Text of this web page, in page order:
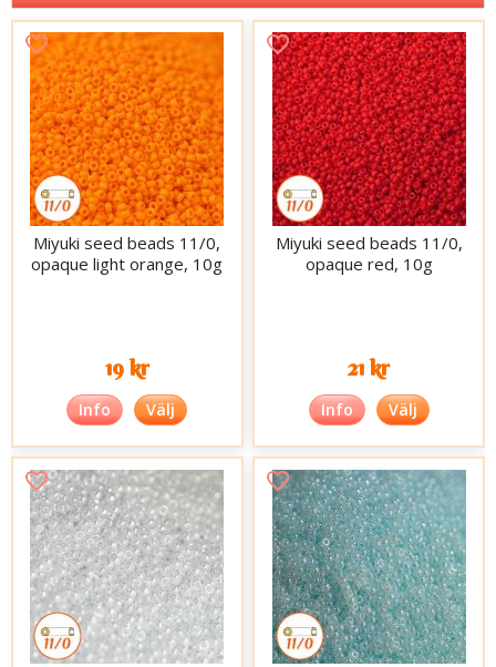
Miyuki seed beads 11/0,
opaque light orange, 10g
19 kr
Info Välj
Miyuki seed beads 11/0,
opaque red, 10g
21 kr
Info Välj